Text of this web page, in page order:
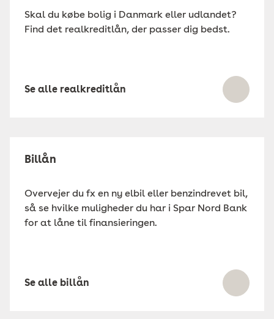
Skal du købe bolig i Danmark eller udlandet?
Find det realkreditlån, der passer dig bedst.
Se alle realkreditlån
Billån
Overvejer du fx en ny elbil eller benzindrevet bil,
så se hvilke muligheder du har i Spar Nord Bank
for at låne til finansieringen.
Se alle billån